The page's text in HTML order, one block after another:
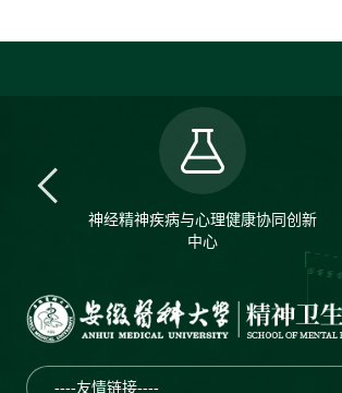
神经精神疾病与心理健康协同创新
中心
----友情链接----